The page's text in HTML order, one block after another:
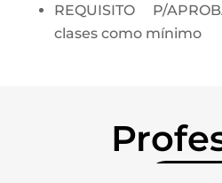
REQUISITO P/
clases como mínimo